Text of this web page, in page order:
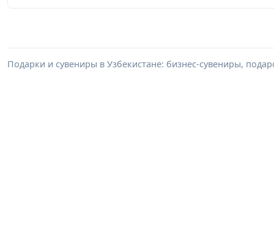
Подарки и сувениры в Узбекистане: бизнес-сувениры,